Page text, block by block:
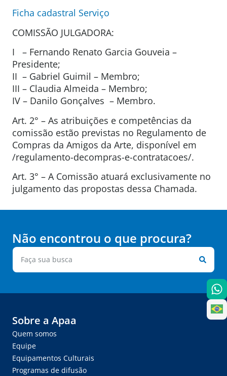
Ficha cadastral Serviço
COMISSÃO JULGADORA:
I – Fernando Renato Garcia Gouveia –
Presidente;
II – Gabriel Guimil – Membro;
III – Claudia Almeida – Membro;
IV – Danilo Gonçalves – Membro.
Art. 2° – As atribuições e competências da
comissão estão previstas no Regulamento de
Compras da Amigos da Arte, disponível em
/regulamento-decompras-e-contratacoes/.
Art. 3° – A Comissão atuará exclusivamente no
julgamento das propostas dessa Chamada.
Não encontrou o que procura?
Sobre a Apaa
Quem somos
Equipe
Equipamentos Culturais
Programas de difusão